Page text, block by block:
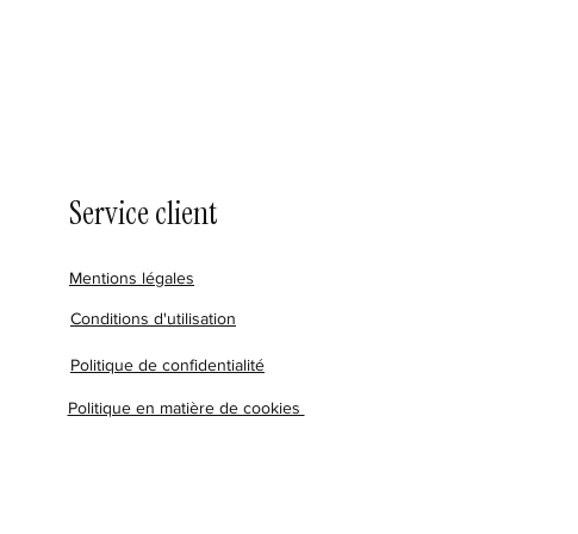
Service client
Mentions légales
Politique en matière de cookies
Politique de confidentialité
Conditions d'utilisation